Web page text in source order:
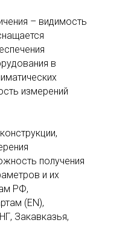
– видимость
в
измерений
получения
и их
РФ,
(EN),
Закавказья,